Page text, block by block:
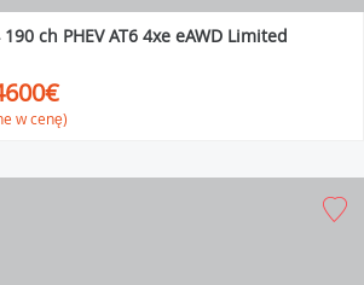
ch PHEV AT6 4xe eAWD Limited
w cenę)